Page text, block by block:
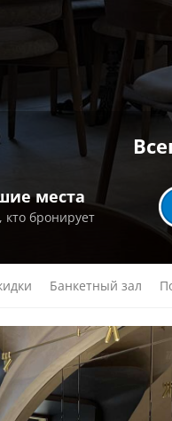
места
кто бронирует
Банкетный зал